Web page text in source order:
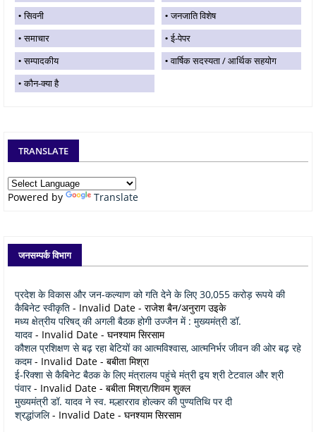
सिवनी
जनजाति विशेष
समाचार
ई-पेपर
सम्पादकीय
वार्षिक सदस्यता / आर्थिक सहयोग
कौन-क्या है
TRANSLATE
Powered by Translate
जनसम्पर्क विभाग
प्रदेश के विकास और जन-कल्याण को गति देने के लिए 30,055 करोड़ रूपये की
कैबिनेट स्वीकृति - Invalid Date - राजेश बैन/अनुराग उइके
मध्य क्षेत्रीय परिषद् की अगली बैठक होगी उज्जैन में : मुख्यमंत्री डॉ.
यादव - Invalid Date - घनश्याम सिरसाम
कौशल प्रशिक्षण से बढ़ रहा बेटियों का आत्मविश्वास, आत्मनिर्भर जीवन की ओर बढ़ रहे
कदम- Invalid Date - बबीता मिश्रा
ई-रिक्शा से कैबिनेट बैठक के लिए मंत्रालय पहुंचे मंत्री द्वय श्री टेटवाल और श्री
पंवार- Invalid Date - बबीता मिश्रा/शिवम शुक्ल
मुख्यमंत्री डॉ. यादव ने स्व. मल्हारराव होल्कर की पुण्यतिथि पर दी
श्रद्धांजलि- Invalid Date - घनश्याम सिरसाम